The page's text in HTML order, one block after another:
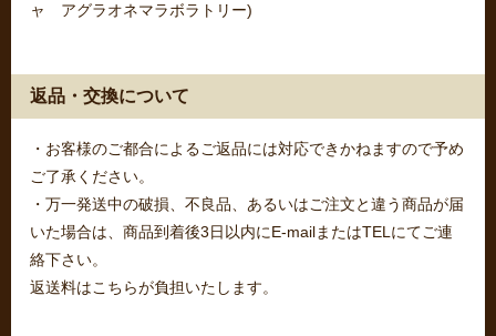
ャ アグラオネマラボラトリー)
返品・交換について
・お客様のご都合によるご返品には対応できかねますので予め
ご了承ください。
・万一発送中の破損、不良品、あるいはご注文と違う商品が届
いた場合は、商品到着後3日以内にE-mailまたはTELにてご連
絡下さい。
返送料はこちらが負担いたします。